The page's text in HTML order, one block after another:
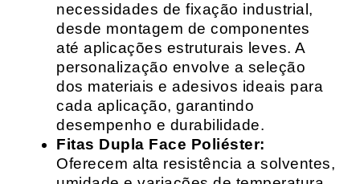
necessidades de fixação industrial,
desde montagem de componentes
até aplicações estruturais leves. A
personalização envolve a seleção
dos materiais e adesivos ideais para
cada aplicação, garantindo
desempenho e durabilidade.
Fitas Dupla Face Poliéster:
Oferecem alta resistência a solventes,